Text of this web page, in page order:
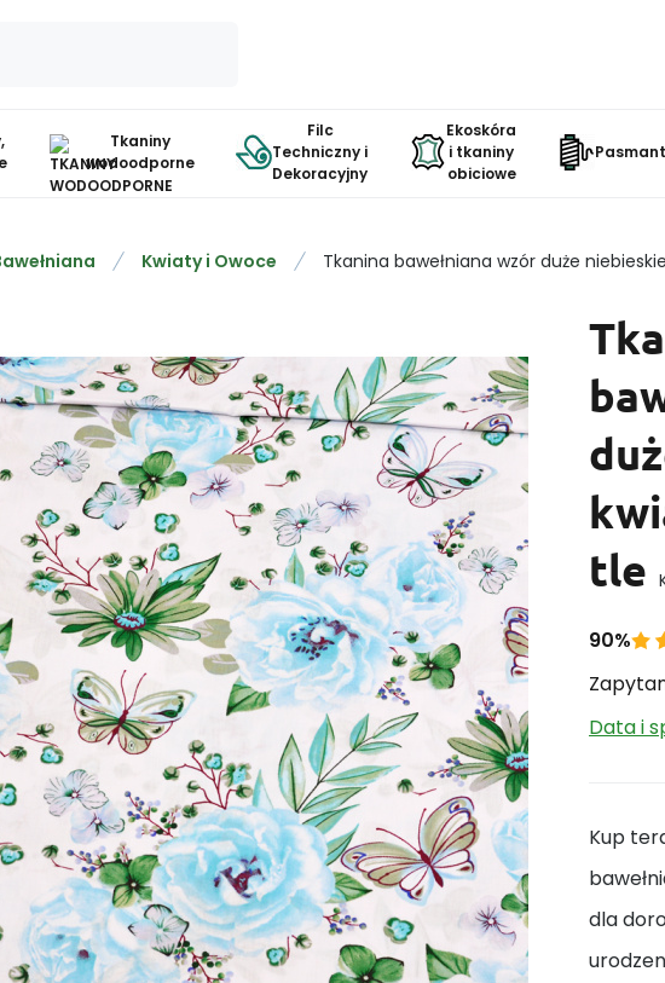
Tkaniny
wodoodporne
Filc
Techniczny i
Dekoracyjny
Ekoskóra
i tkaniny
obiciowe
Kwiaty i Owoce Tkanina bawełniana wzór duże
tle
90%
Data i
Kup
dla